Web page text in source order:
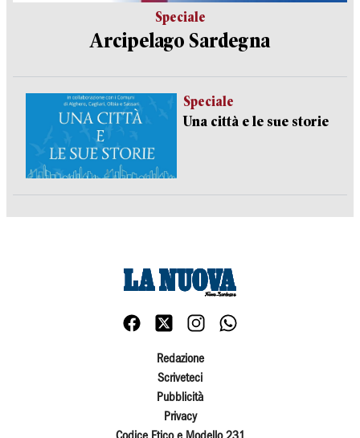
Speciale
Arcipelago Sardegna
Speciale
Una città e le sue storie
Redazione
Scriveteci
Pubblicità
Privacy